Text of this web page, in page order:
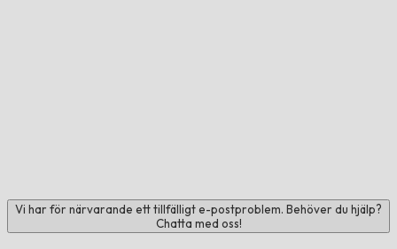
Vi har för närvarande ett tillfälligt e-postproblem. Behöver du hjälp?
Chatta med oss!